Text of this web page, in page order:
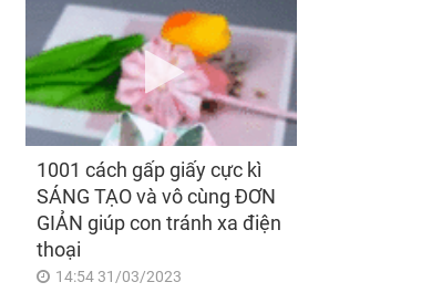
giáp làm
sự
tiến
vét
thiên hạ
ngày
6 âm lịch
Thần Tài trao vàng
gửi lộc sau ngày
6/8/2026, 3 con giáp
sự nghiệp phất cao,
thu nhập tăng lên
đáng kể, cuộc sống
giàu sang sung túc
1001 cách gấp giấy cực kì
SÁNG TẠO và vô cùng ĐƠN
GIẢN giúp con tránh xa điện
thoại
14:54 31/03/2023